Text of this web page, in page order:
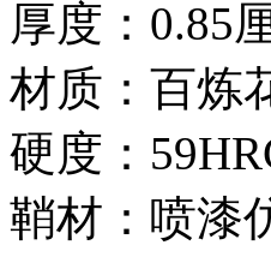
厚度：0.85
材质：百炼
硬度：
鞘材：喷漆